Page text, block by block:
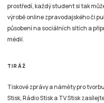
prostředí, každý student si tak
výrobě online zpravodajského či
působení na sociálních sítích a
médií.
TIRÁŽ
Tiskové zprávy a náměty pro
Stisk, Rádio Stisk a TV Stisk